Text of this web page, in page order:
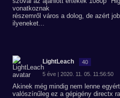
vonatkoznak
részemről város a dolog, de azért
ilyeneket...
LightLeach 40
5 éve | 2020. 11. 05. 11:56:50
Akinek még mindig nem lenne
valószínűleg ez a gépigény directx